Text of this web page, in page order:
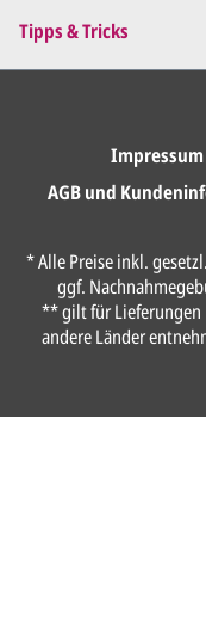
Vorname*
Tipps & Tricks
Impressum
AGB und
* Alle Preise inkl.
ggf.
** gilt für Lieferungen
andere Länder